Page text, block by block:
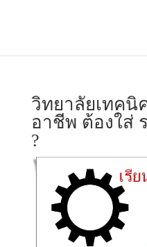
วิทยาลัยเทคนิ
อาชีพ ต้องใส่
?